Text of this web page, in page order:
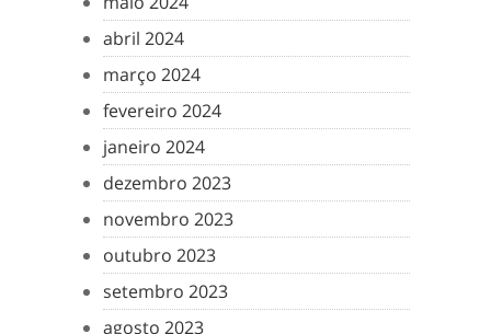
abril 2024
março 2024
fevereiro 2024
janeiro 2024
dezembro 2023
novembro 2023
outubro 2023
setembro 2023
agosto 2023